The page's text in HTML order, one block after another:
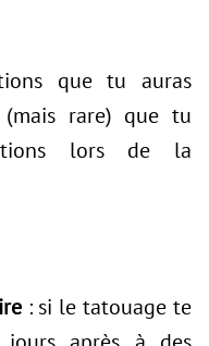
que tu auras
(mais rare) que tu
lors de la
: si le tatouage te